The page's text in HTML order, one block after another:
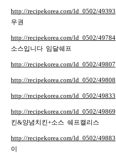
http://recipekorea.com/ld_0502/49393
우권
http://recipekorea.com/ld_0502/49784
소스입니다 임달쉐프
http://recipekorea.com/ld_0502/49807
http://recipekorea.com/ld_0502/49808
http://recipekorea.com/ld_0502/49833
http://recipekorea.com/ld_0502/49869
킨&양념치킨+소스 쉐프캘리스
http://recipekorea.com/ld_0502/49883
이